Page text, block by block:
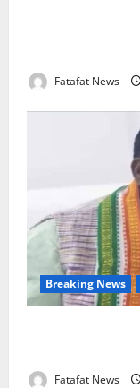
Fatafat News
Breaking News
Fatafat News